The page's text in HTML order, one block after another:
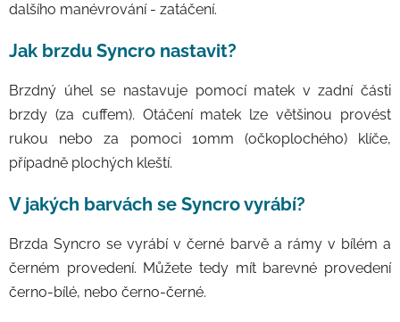
dalšího manévrování - zatáčení.
Jak brzdu Syncro nastavit?
Brzdný úhel se nastavuje pomocí matek v zadní části
brzdy (za cuffem). Otáčení matek lze většinou provést
rukou nebo za pomoci 10mm (očkoplochého) klíče,
případně plochých kleští.
V jakých barvách se Syncro vyrábí?
Brzda Syncro se vyrábí v černé barvě a rámy v bílém a
černém provedení. Můžete tedy mít barevné provedení
černo-bílé, nebo černo-černé.